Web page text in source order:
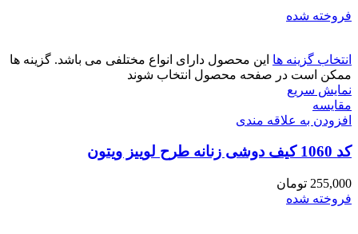
فروخته شده
انتخاب گزینه ها این محصول دارای انواع مختلفی می باشد. گزینه ها
ممکن است در صفحه محصول انتخاب شوند
نمایش سریع
مقايسه
افزودن به علاقه مندی
کد 1060 کیف دوشی زنانه طرح لوییز ویتون
255,000 تومان
فروخته شده